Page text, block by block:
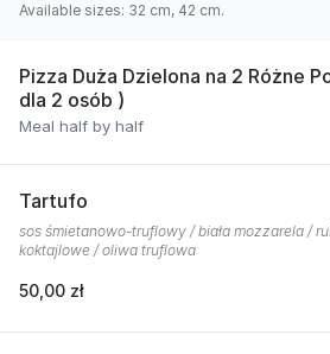
Available sizes: 32 cm, 42 cm.
Pizza Duża Dzielona na 2 Różne
dla 2 osób )
Meal half by half
Tartufo
sos śmietanowo-truflowy / biała mozzarela /
koktajlowe / oliwa truflowa
50,00 zł